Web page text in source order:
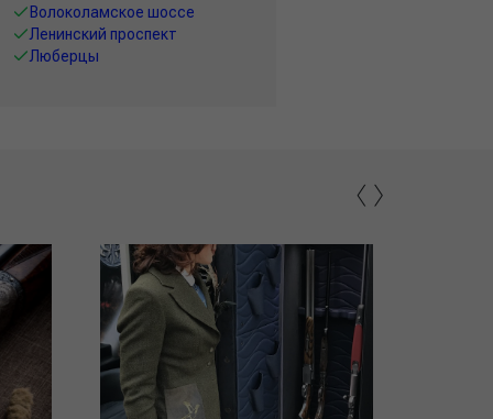
Волоколамское шоссе
Ленинский проспект
Люберцы
‹›